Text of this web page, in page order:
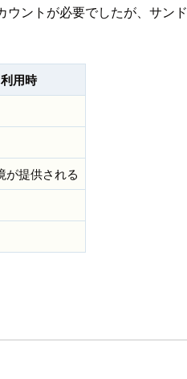
ントが必要でしたが、サ
用時
が提供される